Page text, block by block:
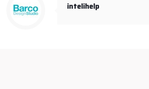
intelihelp